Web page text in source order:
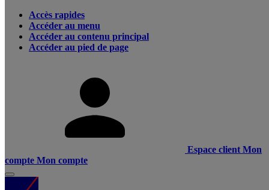
Accès rapides
Accéder au menu
Accéder au contenu principal
Accéder au pied de page
Espace client Mon
compte Mon compte